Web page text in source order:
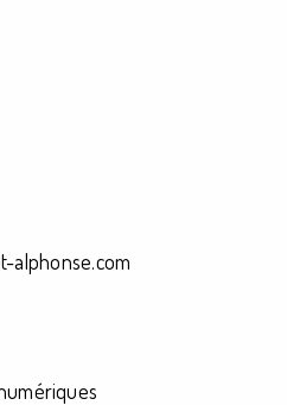
alphonse.com